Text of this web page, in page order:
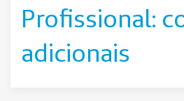
Profissional:
adicionais